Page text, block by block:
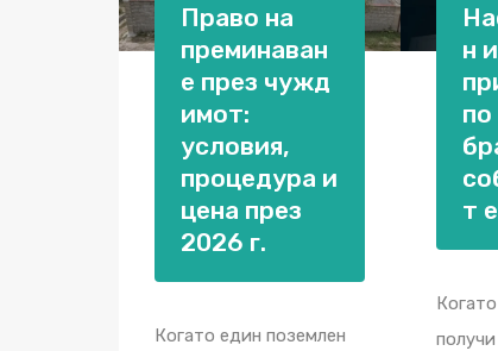
Право на
преминаван
е през чужд
имот:
условия,
процедура и
цена през
2026 г.
Когато един поземлен
н
по
т